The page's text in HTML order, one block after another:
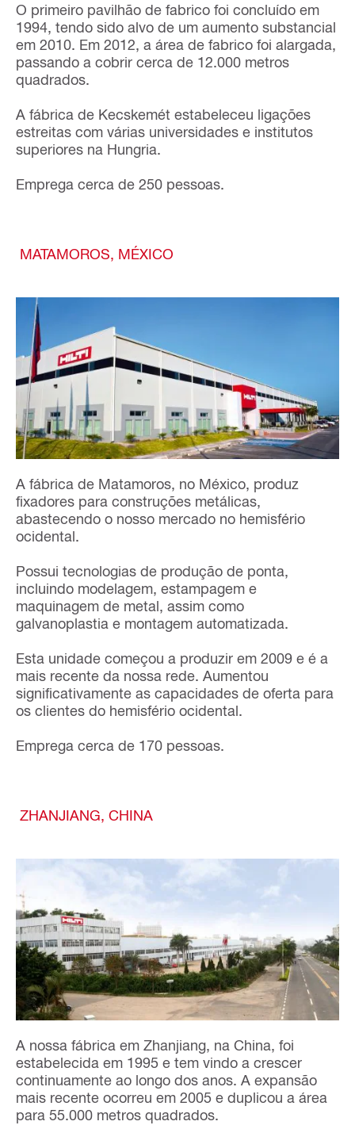
O primeiro pavilhão de fabrico foi concluído em
1994, tendo sido alvo de um aumento substancial
em 2010. Em 2012, a área de fabrico foi alargada,
passando a cobrir cerca de 12.000 metros
quadrados.
A fábrica de Kecskemét estabeleceu ligações
estreitas com várias universidades e institutos
superiores na Hungria.
Emprega cerca de 250 pessoas.
MATAMOROS, MÉXICO
A fábrica de Matamoros, no México, produz
fixadores para construções metálicas,
abastecendo o nosso mercado no hemisfério
ocidental.
Possui tecnologias de produção de ponta,
incluindo modelagem, estampagem e
maquinagem de metal, assim como
galvanoplastia e montagem automatizada.
Esta unidade começou a produzir em 2009 e é a
mais recente da nossa rede. Aumentou
significativamente as capacidades de oferta para
os clientes do hemisfério ocidental.
Emprega cerca de 170 pessoas.
ZHANJIANG, CHINA
A nossa fábrica em Zhanjiang, na China, foi
estabelecida em 1995 e tem vindo a crescer
continuamente ao longo dos anos. A expansão
mais recente ocorreu em 2005 e duplicou a área
para 55.000 metros quadrados.